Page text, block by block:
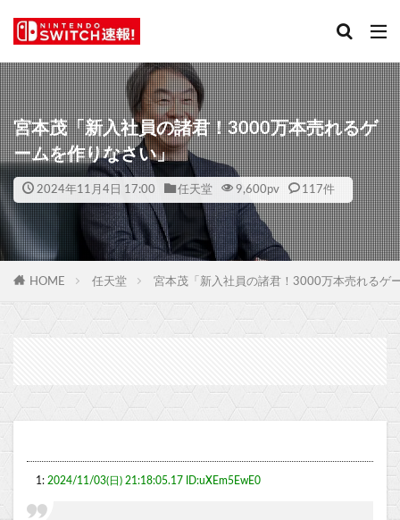
宮本茂「新入社員の諸君！3000万本売れるゲ
ームを作りなさい」
2024年11月4日 17:00 任天堂 9,600pv 117件
HOME 任天堂 宮本茂「新入社員の諸君！3000万本売れるゲ
1: 2024/11/03(日) 21:18:05.17 ID:uXEm5EwE0